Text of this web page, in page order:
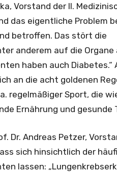
Vorstand der II.
das eigentliche Problem
betroffen. Das stört die
anderem auf die
haben auch Diabetes.“
an die acht goldenen
regelmäßiger Sport, die
Ernährung und gesunde
Dr. Andreas Petzer,
sich hinsichtlich der
lassen: